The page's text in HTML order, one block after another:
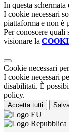
In questa
I cookie necessari
piattaforma e non è
Per conoscere quali
visionare la
Cookie necessari
I cookie necessari
disabilitati. È
policy.
Accetta tutti